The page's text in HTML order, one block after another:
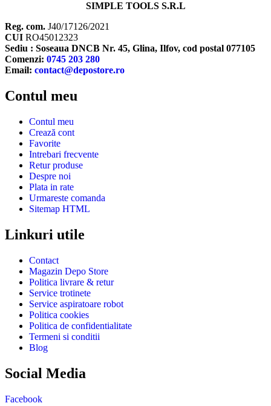
SIMPLE TOOLS S.R.L
Reg. com. J40/17126/2021
CUI RO45012323
Sediu : Soseaua DNCB Nr. 45, Glina, Ilfov, cod postal 077105
Comenzi: 0745 203 280
Email: contact@depostore.ro
Contul meu
Contul meu
Crează cont
Favorite
Intrebari frecvente
Retur produse
Despre noi
Plata in rate
Urmareste comanda
Sitemap HTML
Linkuri utile
Contact
Magazin Depo Store
Politica livrare & retur
Service trotinete
Service aspiratoare robot
Politica cookies
Politica de confidentialitate
Termeni si conditii
Blog
Social Media
Facebook